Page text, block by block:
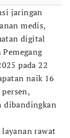
jaringan
medis,
digital
pada 22
naik 16
dibandingkan
rawat